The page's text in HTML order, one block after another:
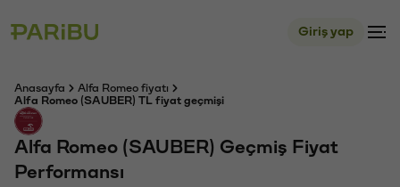
Giriş yap
Anasayfa
Alfa Romeo fiyatı
Alfa Romeo (SAUBER) TL fiyat geçmişi
Alfa Romeo (SAUBER) Geçmiş Fiyat
Performansı